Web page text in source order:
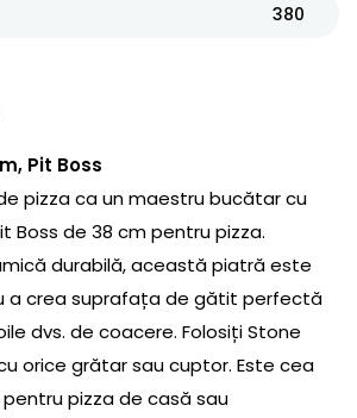
380
Pit Boss
pizza ca un maestru bucătar cu
Boss de 38 cm pentru pizza.
durabilă, această piatră este
a crea suprafața de gătit perfectă
dvs. de coacere. Folosiți Stone
orice grătar sau cuptor. Este cea
pizza de casă sau